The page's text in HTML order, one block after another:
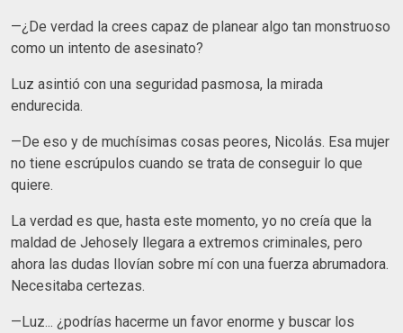
—¿De verdad la crees capaz de planear algo tan monstruoso
como un intento de asesinato?
Luz asintió con una seguridad pasmosa, la mirada
endurecida.
—De eso y de muchísimas cosas peores, Nicolás. Esa mujer
no tiene escrúpulos cuando se trata de conseguir lo que
quiere.
La verdad es que, hasta este momento, yo no creía que la
maldad de Jehosely llegara a extremos criminales, pero
ahora las dudas llovían sobre mí con una fuerza abrumadora.
Necesitaba certezas.
—Luz... ¿podrías hacerme un favor enorme y buscar los